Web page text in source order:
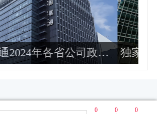
电信财务部总经理周响华
0 0 0